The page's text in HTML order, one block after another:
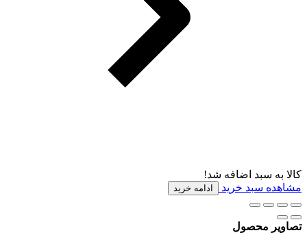
کالا به سبد اضافه شد!
مشاهده سبد خرید
ادامه خرید
تصاویر محصول